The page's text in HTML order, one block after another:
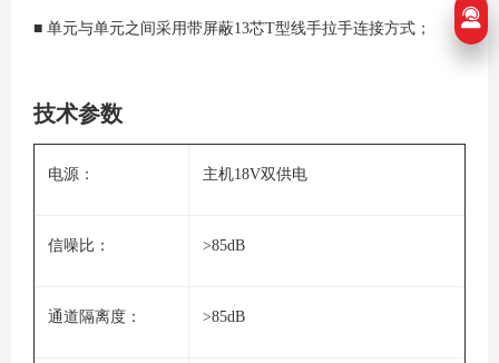
■ 单元与单元之间采用带屏蔽13芯T型线手拉手连接方式；
技术参数
电源： 主机18V双供电
信噪比： >85dB
通道隔离度： >85dB